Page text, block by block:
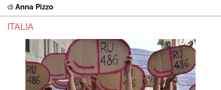
di Anna Pizzo
ITALIA